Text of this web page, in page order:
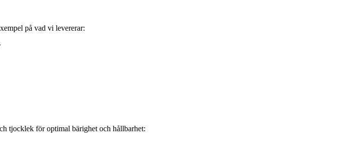
på vad vi levererar:
tjocklek för optimal bärighet och hållbarhet: